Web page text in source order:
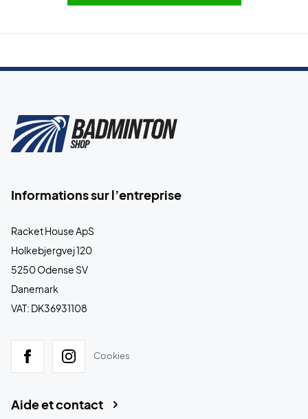
Informations sur l’entreprise
Racket House ApS
Holkebjergvej 120
5250 Odense SV
Danemark
VAT: DK36931108
Cookies
Aide et contact